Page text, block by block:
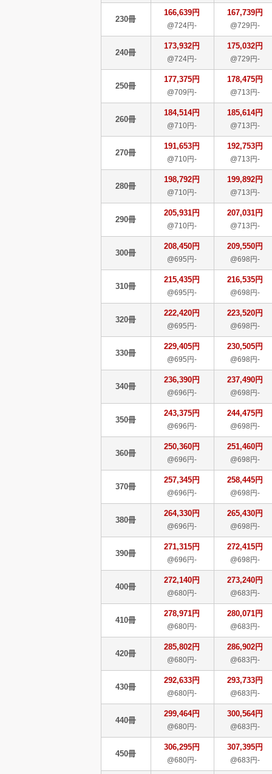
230冊
166,639円
@724円-
167,739円
@729円-
240冊
173,932円
@724円-
175,032円
@729円-
250冊
177,375円
@709円-
178,475円
@713円-
260冊
184,514円
@710円-
185,614円
@713円-
270冊
191,653円
@710円-
192,753円
@713円-
280冊
198,792円
@710円-
199,892円
@713円-
290冊
205,931円
@710円-
207,031円
@713円-
300冊
208,450円
@695円-
209,550円
@698円-
310冊
215,435円
@695円-
216,535円
@698円-
320冊
222,420円
@695円-
223,520円
@698円-
330冊
229,405円
@695円-
230,505円
@698円-
340冊
236,390円
@696円-
237,490円
@698円-
350冊
243,375円
@696円-
244,475円
@698円-
360冊
250,360円
@696円-
251,460円
@698円-
370冊
257,345円
@696円-
258,445円
@698円-
380冊
264,330円
@696円-
265,430円
@698円-
390冊
271,315円
@696円-
272,415円
@698円-
400冊
272,140円
@680円-
273,240円
@683円-
410冊
278,971円
@680円-
280,071円
@683円-
420冊
285,802円
@680円-
286,902円
@683円-
430冊
292,633円
@680円-
293,733円
@683円-
440冊
299,464円
@680円-
300,564円
@683円-
450冊
306,295円
@680円-
307,395円
@683円-